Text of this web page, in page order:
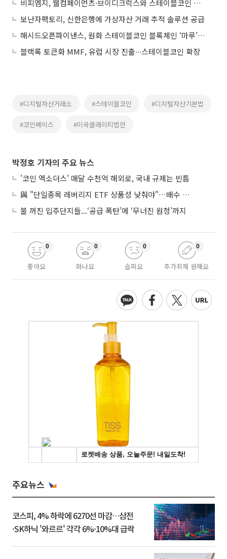
비피엠지, 웰컴페이먼츠·브이디크럭스와 스테이블코인 결제 인프라 구축 협력
보난자팩토리, 신한은행에 가상자산 거래 추적 솔루션 공급
해시드오픈파이낸스, 원화 스테이블코인 블록체인 ‘마루’ 테스트넷 공개
블랙록 토큰화 MMF, 유럽 시장 진출∙∙∙스테이블코인 확장
#디지털자산거래소 #스테이블코인 #디지털자산기본법
#코인베이스 #미국클래리티법안
박정호 기자의 주요 뉴스
'코인 엑소더스' 매달 수천억 해외로, 국내 규제는 빈틈
與 "단일종목 레버리지 ETF 상품성 낮춰야"…배수 조정안도 거론
불 꺼진 입주단지들...‘공급 폭탄’에 ‘무너진 원청’까지
좋아요
0
화나요
0
슬퍼요
0
추가취재 원해요
0
주요뉴스
코스피, 4% 하락에 6270선 마감…삼전
·SK하닉 '와르르' 각각 6%·10%대 급락